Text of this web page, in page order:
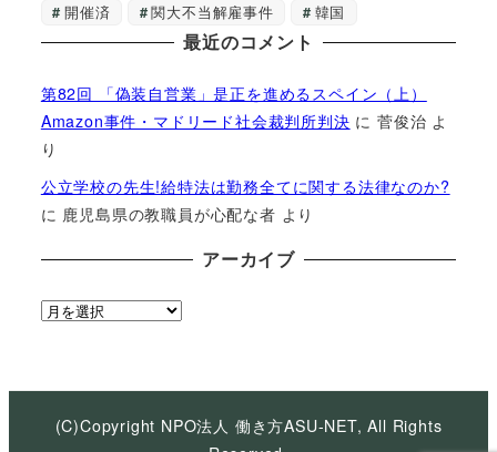
開催済
関大不当解雇事件 韓国
最近のコメント
第82回 「偽装自営業」是正を進めるスペイン（上）
Amazon事件・マドリード社会裁判所判決 に菅俊治 よ
り
公立学校の先生!給特法は勤務全てに関する法律なのか?
に 鹿児島県の教職員が心配な者 より
アーカイブ
ア
イ
(C)Copyright NPO法人 働き方ASU-NET, All Rights